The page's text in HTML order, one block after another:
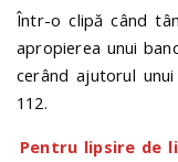
Într-o clipă când
apropierea unui
cerând ajutorul
112.
Pentru lipsire de